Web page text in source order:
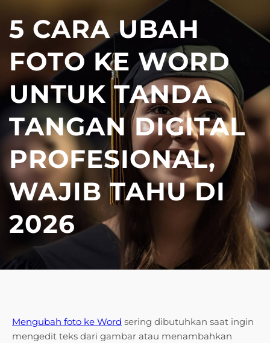
5 CARA UBAH
FOTO KE WORD
UNTUK TANDA
TANGAN DIGITAL
PROFESIONAL,
WAJIB TAHU DI
2026
Mengubah foto ke Word sering dibutuhkan saat ingin
mengedit teks dari gambar atau menambahkan